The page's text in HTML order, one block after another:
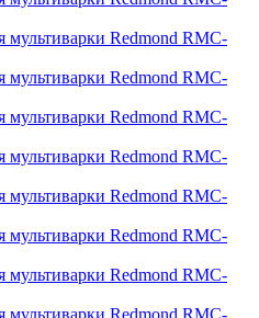
мультиварки Redmond RMC-
мультиварки Redmond RMC-
мультиварки Redmond RMC-
мультиварки Redmond RMC-
мультиварки Redmond RMC-
мультиварки Redmond RMC-
мультиварки Redmond RMC-
мультиварки Redmond RMC-